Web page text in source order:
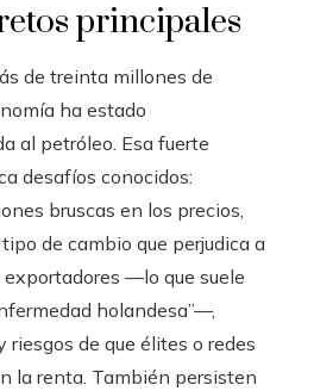
principales
de treinta millones de
ha estado
al petróleo. Esa fuerte
desafíos conocidos:
bruscas en los precios,
de cambio que perjudica a
—lo que suele
holandesa”—,
de que élites o redes
la renta. También persisten